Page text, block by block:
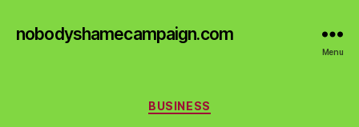
nobodyshamecampaign.com
Menu
Categories
BUSINESS